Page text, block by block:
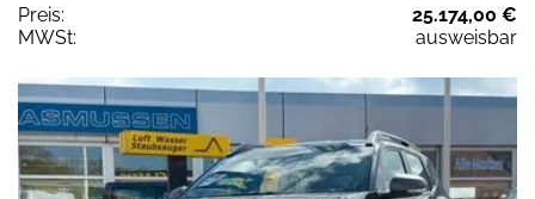
Preis:
25.174,00 €
MWSt:
ausweisbar